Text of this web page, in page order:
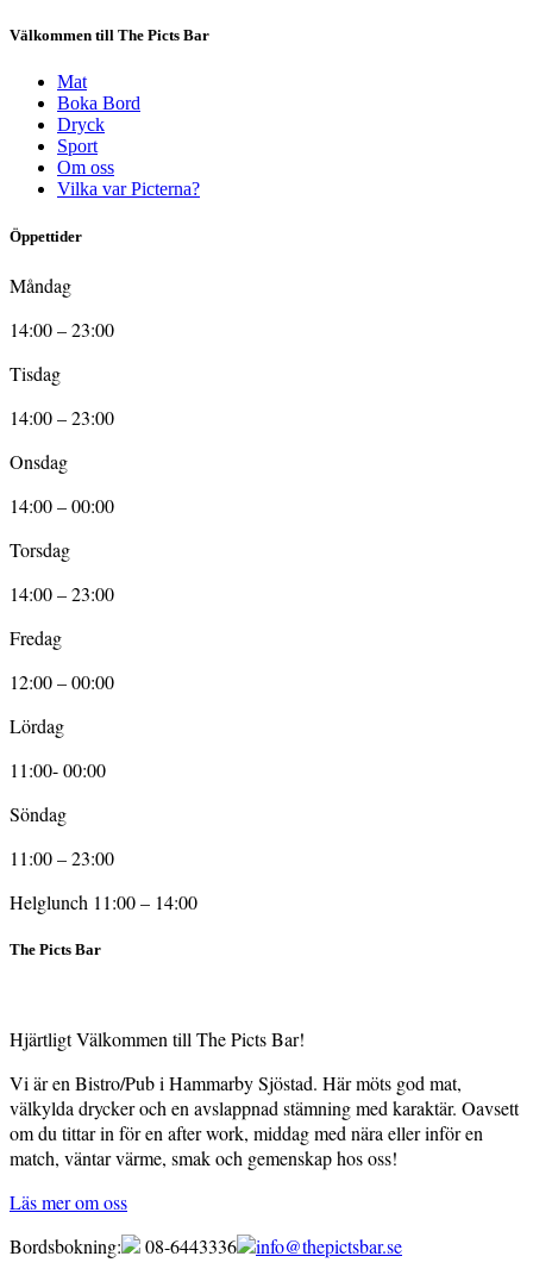
Välkommen till The Picts Bar
Mat
Boka Bord
Dryck
Sport
Om oss
Vilka var Picterna?
Öppettider
Måndag
14:00 – 23:00
Tisdag
14:00 – 23:00
Onsdag
14:00 – 00:00
Torsdag
14:00 – 23:00
Fredag
12:00 – 00:00
Lördag
11:00- 00:00
Söndag
11:00 – 23:00
Helglunch 11:00 – 14:00
The Picts Bar
Hjärtligt Välkommen till The Picts Bar!
Vi är en Bistro/Pub i Hammarby Sjöstad. Här möts god mat,
välkylda drycker och en avslappnad stämning med karaktär. Oavsett
om du tittar in för en after work, middag med nära eller inför en
match, väntar värme, smak och gemenskap hos oss!
Läs mer om oss
Bordsbokning:
08-6443336 info@thepictsbar.se